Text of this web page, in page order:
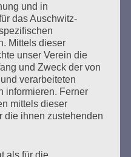
für mich, für uns,
Verhältnissen
wieder zu spät ist
und in
das Auschwitz-
Mittels dieser
unser Verein die
und Zweck der von
verarbeiteten
informieren. Ferner
mittels dieser
die ihnen zustehenden
als für die